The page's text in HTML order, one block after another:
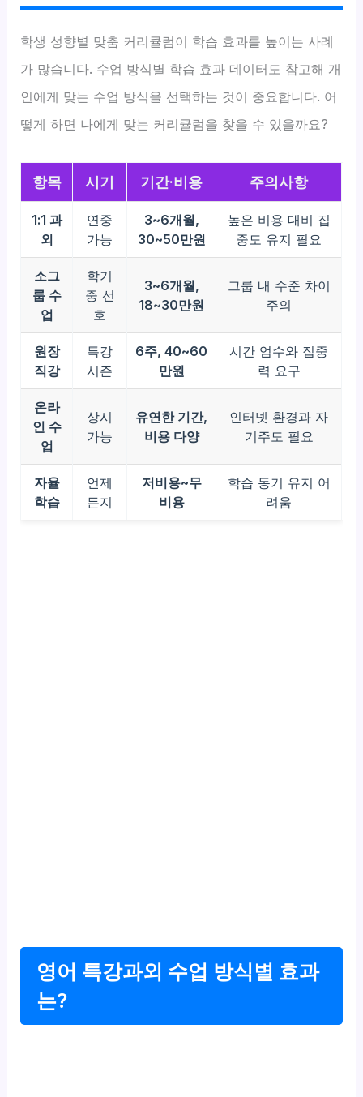
학생 성향별 맞춤 커리큘럼이 학습 효과를 높이는 사례
가 많습니다. 수업 방식별 학습 효과 데이터도 참고해 개
인에게 맞는 수업 방식을 선택하는 것이 중요합니다. 어
떻게 하면 나에게 맞는 커리큘럼을 찾을 수 있을까요?
항목 시기 기간·비용 주의사항
1:1 과
외
연중
가능
3~6개월,
30~50만원
높은 비용 대비 집
중도 유지 필요
소그
룹 수
업
학기
중 선
호
3~6개월,
18~30만원
그룹 내 수준 차이
주의
원장
직강
특강
시즌
6주, 40~60
만원
시간 엄수와 집중
력 요구
온라
인 수
업
상시
가능
유연한 기간,
비용 다양
인터넷 환경과 자
기주도 필요
자율
학습
언제
든지
저비용~무
비용
학습 동기 유지 어
려움
영어 특강과외 수업 방식별 효과
는?